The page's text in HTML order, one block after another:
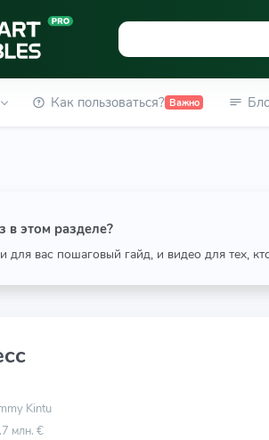
Как пользоваться? Важно
в этом разделе?
для вас пошаговый гайд, и видео для тех,
Kintu
млн. €